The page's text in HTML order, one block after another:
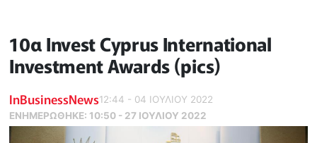
10α Ιnvest Cyprus International
Investment Awards (pics)
InBusinessNews12:44 - 04 ΙΟΥΛΙΟΥ 2022
ΕΝΗΜΕΡΏΘΗΚΕ: 10:50 - 27 ΙΟΥΛΙΟΥ 2022